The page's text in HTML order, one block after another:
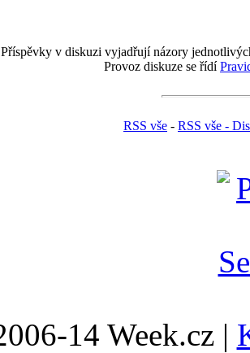
Příspěvky v diskuzi vyjadřují názory
Provoz diskuze se řídí
RSS vše - RSS vše -
14 Week.cz |